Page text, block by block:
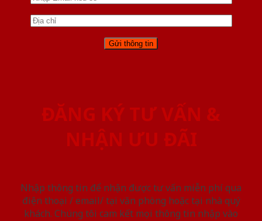
ĐĂNG KÝ TƯ VẤN &
NHẬN ƯU ĐÃI
Nhập thông tin để nhận được tư vấn miễn phí qua
điện thoại / email/ tại văn phòng hoặc tại nhà quý
khách. Chúng tôi cam kết mọi thông tin nhập vào